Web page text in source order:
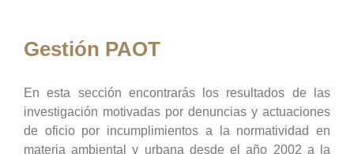
Gestión PAOT
En esta sección encontrarás los resultados de las
investigación motivadas por denuncias y actuaciones
de oficio por incumplimientos a la normatividad en
materia ambiental y urbana desde el año 2002 a la